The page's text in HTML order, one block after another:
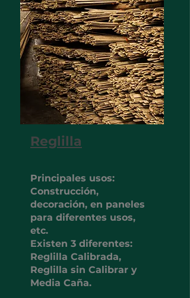
Reglilla
Principales usos:
Construcción,
decoración, en paneles
para diferentes usos,
etc.
Existen 3 diferentes:
Reglilla Calibrada,
Reglilla sin Calibrar y
Media Caña.